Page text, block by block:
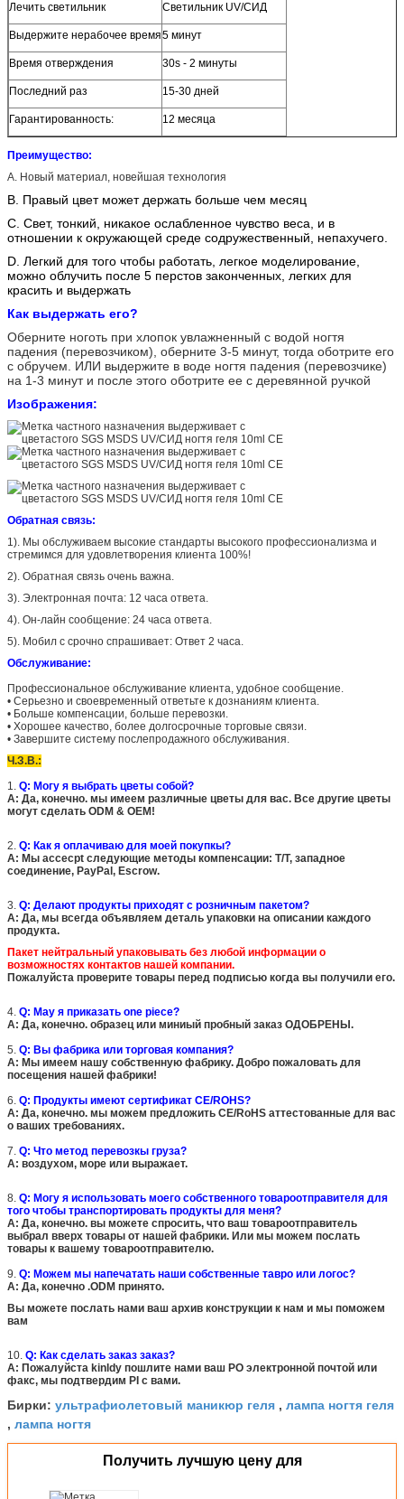
Лечить светильник Светильник UV/СИД
Выдержите нерабочее время5 минут
Время отверждения 30s - 2 минуты
Последний раз 15-30 дней
Гарантированность: 12 месяца
Преимущество:
A. Новый материал, новейшая технология
B. Правый цвет может держать больше чем месяц
C. Свет, тонкий, никакое ослабленное чувство веса, и в
отношении к окружающей среде содружественный, непахучего.
D. Легкий для того чтобы работать, легкое моделирование,
можно облучить после 5 перстов законченных, легких для
красить и выдержать
Как выдержать его?
Оберните ноготь при хлопок увлажненный с водой ногтя
падения (перевозчиком), оберните 3-5 минут, тогда оботрите его
с обручем. ИЛИ выдержите в воде ногтя падения (перевозчике)
на 1-3 минут и после этого оботрите ее с деревянной ручкой
Изображения:
Обратная связь:
1). Мы обслуживаем высокие стандарты высокого профессионализма и
стремимся для удовлетворения клиента 100%!
2). Обратная связь очень важна.
3). Электронная почта: 12 часа ответа.
4). Он-лайн сообщение: 24 часа ответа.
5). Мобил с срочно спрашивает: Ответ 2 часа.
Обслуживание:
Профессиональное обслуживание клиента, удобное сообщение.
• Серьезно и своевременный ответьте к дознаниям клиента.
• Больше компенсации, больше перевозки.
• Хорошее качество, более долгосрочные торговые связи.
• Завершите систему послепродажного обслуживания.
Ч.З.В.:
1. Q: Могу я выбрать цветы собой?
A: Да, конечно. мы имеем различные цветы для вас. Все другие цветы
могут сделать ODM & OEM!
2. Q: Как я оплачиваю для моей покупкы?
A: Мы accecpt следующие методы компенсации: T/T, западное
соединение, PayPal, Escrow.
3. Q: Делают продукты приходят с розничным пакетом?
A: Да, мы всегда объявляем деталь упаковки на описании каждого
продукта.
Пакет нейтральный упаковывать без любой информации о
возможностях контактов нашей компании.
Пожалуйста проверите товары перед подписью когда вы получили его.
4. Q: May я приказать one piece?
A: Да, конечно. образец или миниый пробный заказ ОДОБРЕНЫ.
5. Q: Вы фабрика или торговая компания?
A: Мы имеем нашу собственную фабрику. Добро пожаловать для
посещения нашей фабрики!
6. Q: Продукты имеют сертификат CE/ROHS?
A: Да, конечно. мы можем предложить CE/RoHS аттестованные для вас
о ваших требованиях.
7. Q: Что метод перевозкы груза?
A: воздухом, море или выражает.
8. Q: Могу я использовать моего собственного товароотправителя для
того чтобы транспортировать продукты для меня?
A: Да, конечно. вы можете спросить, что ваш товароотправитель
выбрал вверх товары от нашей фабрики. Или мы можем послать
товары к вашему товароотправителю.
9. Q: Можем мы напечатать наши собственные тавро или логос?
A: Да, конечно .ODM принято.
Вы можете послать нами ваш архив конструкции к нам и мы поможем
вам
10. Q: Как сделать заказ заказ?
A: Пожалуйста kinldy пошлите нами ваш PO электронной почтой или
факс, мы подтвердим PI с вами.
Бирки: ультрафиолетовый маникюр геля , лампа ногтя геля
, лампа ногтя
Получить лучшую цену для